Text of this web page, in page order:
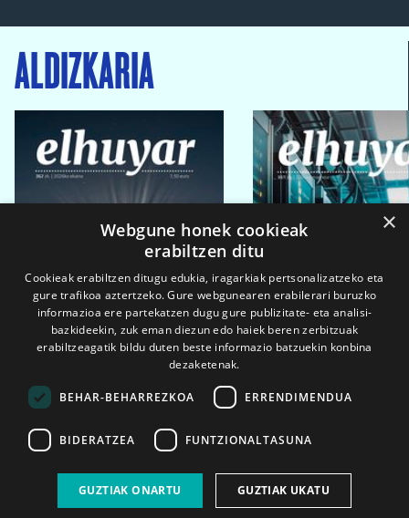
ALDIZKARIA
2026ko eka. 1a 2026ko mar. 1a
×
Webgune honek cookieak
erabiltzen ditu
Cookieak erabiltzen ditugu edukia, iragarkiak pertsonalizatzeko eta
gure trafikoa aztertzeko. Gure webgunearen erabilerari buruzko
informazioa ere partekatzen dugu gure publizitate- eta analisi-
bazkideekin, zuk eman diezun edo haiek beren zerbitzuak
erabiltzeagatik bildu duten beste informazio batzuekin konbina
dezaketenak.
BEHAR-BEHARREZKOA ERRENDIMENDUA
BIDERATZEA FUNTZIONALTASUNA
GUZTIAK ONARTU GUZTIAK UKATU